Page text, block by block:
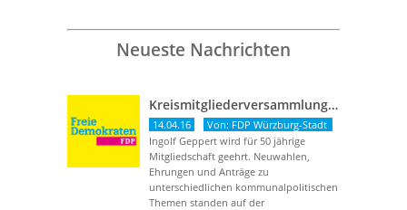
Neueste Nachrichten
Kreismitgliederversammlung vom 13. April 2016
14.04.16
Von: FDP Würzburg-Stadt
Ingolf Geppert wird für 50 jährige
Mitgliedschaft geehrt. Neuwahlen,
Ehrungen und Anträge zu
unterschiedlichen kommunalpolitischen
Themen standen auf der